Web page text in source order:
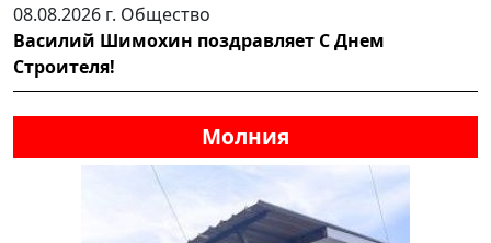
08.08.2026 г. Общество
Василий Шимохин поздравляет С Днем
Строителя!
Молния